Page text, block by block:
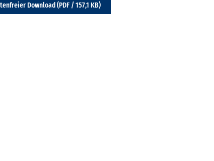
Download (PDF / 157,1 KB)